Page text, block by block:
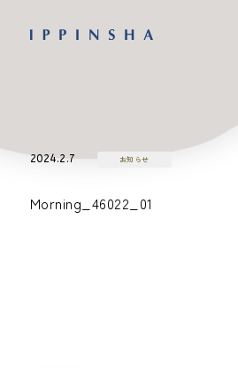
2024.2.7 お知らせ
Morning_46022_01